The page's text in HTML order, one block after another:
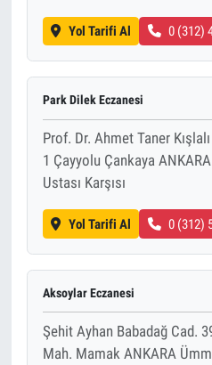
Yol Tarifi Al 0 (312)
Park Dilek Eczanesi
Prof. Dr. Ahmet Taner
1 Çayyolu Çankaya
Ustası Karşısı
Yol Tarifi Al 0 (312)
Aksoylar Eczanesi
Şehit Ayhan Babadağ Cad.
Mah. Mamak ANKARA